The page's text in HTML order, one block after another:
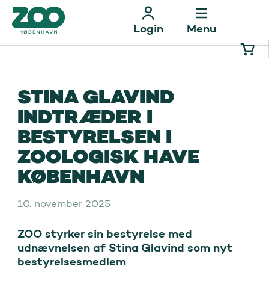
Menu
Login
STINA GLAVIND
INDTRÆDER I
BESTYRELSEN I
ZOOLOGISK HAVE
KØBENHAVN
10. november 2025
ZOO styrker sin bestyrelse med
udnævnelsen af Stina Glavind som nyt
bestyrelsesmedlem